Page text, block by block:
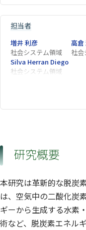
担当者
増井 利彦
社会システム領域
高倉
社会
Silva Herran Diego
社会システム領域
研究概要
本研究は革新的な脱炭
は、空気中の二酸化炭
ギーから生成する水素
術など、脱炭素エネル